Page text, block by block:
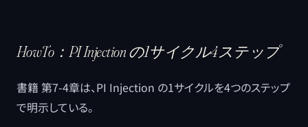
HowTo：PI Injection の1サイクル4ステップ
書籍 第7-4章は、PI Injection の1サイクルを4つのステップ
で明示している。